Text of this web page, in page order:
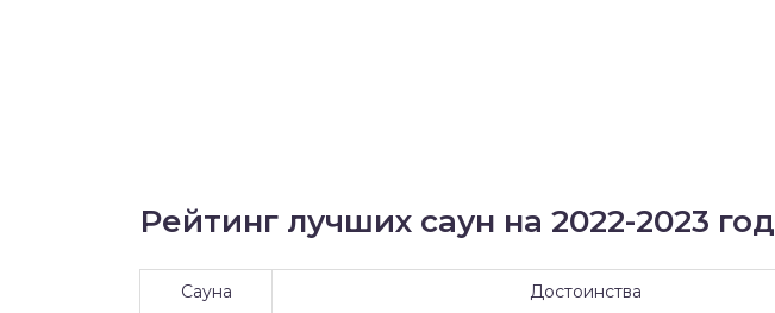
Рейтинг лучших саун на 2022-2023 год
Сауна Достоинства